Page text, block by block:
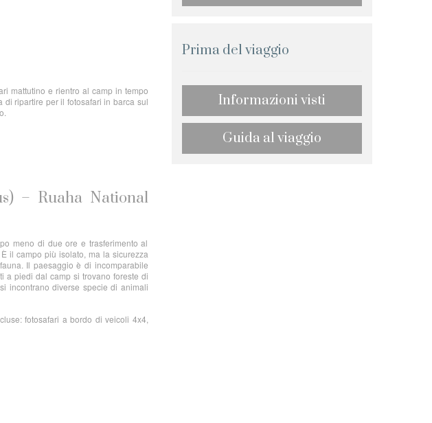
mattutino e rientro al camp in tempo
ripartire per il fotosafari in barca sul
– Ruaha National
meno di due ore e trasferimento al
il campo più isolato, ma la sicurezza
Il paesaggio è di incomparabile
a piedi dal camp si trovano foreste di
incontrano diverse specie di animali
fotosafari a bordo di veicoli 4x4,
Prima del viaggio
Informazioni visti
Guida al viaggio